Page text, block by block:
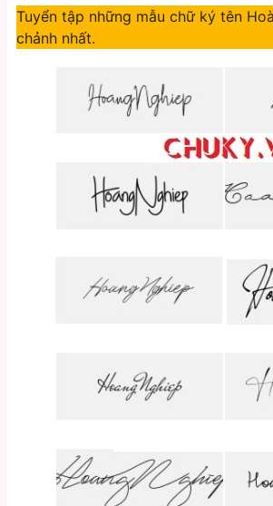
Tuyển tập những mẫu chữ ký tên
chảnh nhất.